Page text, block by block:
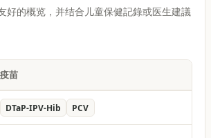
好的概览，并结合儿童保健記錄或医生建議
疫苗
DTaP-IPV-Hib PCV